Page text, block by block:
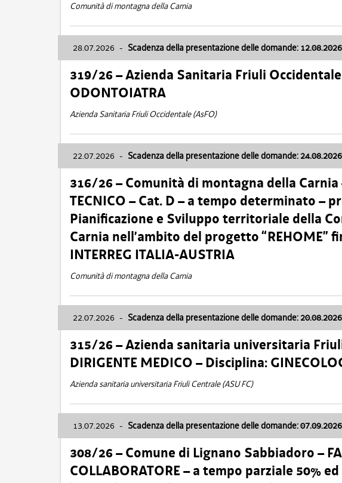
Comunità di montagna della Carnia
28.07.2026 - Scadenza della presentazione delle domande: 12.08.2026
319/26 – Azienda Sanitaria Friuli Occidentale
ODONTOIATRA
Azienda Sanitaria Friuli Occidentale (AsFO)
22.07.2026 - Scadenza della presentazione delle domande:
316/26 – Comunità di montagna della Carnia
TECNICO – Cat. D – a tempo determinato –
Pianificazione e Sviluppo territoriale della
Carnia nell’ambito del progetto “REHOME”
INTERREG ITALIA-AUSTRIA
Comunità di montagna della Carnia
22.07.2026 - Scadenza della presentazione delle domande: 20.08.2026
315/26 – Azienda sanitaria universitaria
DIRIGENTE MEDICO – Disciplina:
Azienda sanitaria universitaria Friuli Centrale (ASU FC)
13.07.2026 - Scadenza della presentazione delle domande:
308/26 – Comune di Lignano Sabbiadoro –
COLLABORATORE – a tempo parziale 50%